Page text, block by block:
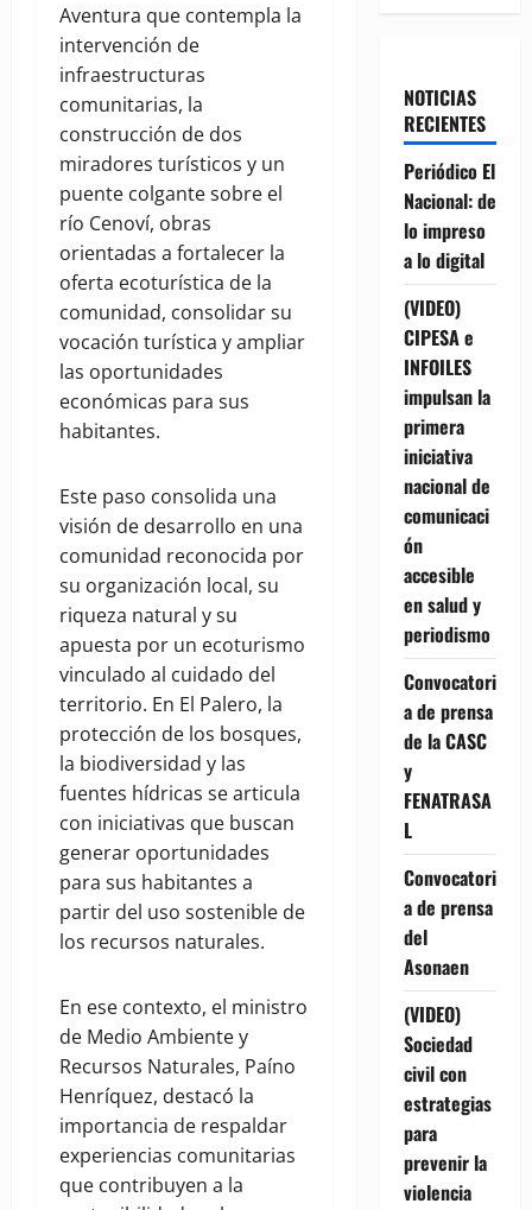
Aventura que contempla la
intervención de
infraestructuras
comunitarias, la
construcción de dos
miradores turísticos y un
puente colgante sobre el
río Cenoví, obras
orientadas a fortalecer la
oferta ecoturística de la
comunidad, consolidar su
vocación turística y ampliar
las oportunidades
económicas para sus
habitantes.
Este paso consolida una
visión de desarrollo en una
comunidad reconocida por
su organización local, su
riqueza natural y su
apuesta por un ecoturismo
vinculado al cuidado del
territorio. En El Palero, la
protección de los bosques,
la biodiversidad y las
fuentes hídricas se articula
con iniciativas que buscan
generar oportunidades
para sus habitantes a
partir del uso sostenible de
los recursos naturales.
En ese contexto, el ministro
de Medio Ambiente y
Recursos Naturales, Paíno
Henríquez, destacó la
importancia de respaldar
experiencias comunitarias
que contribuyen a la
NOTICIAS
RECIENTES
Periódico El
Nacional: de
lo impreso
a lo digital
(VIDEO)
CIPESA e
INFOILES
impulsan la
primera
iniciativa
nacional de
comunicaci
ón
accesible
en salud y
periodismo
Convocatori
a de prensa
de la CASC
y
FENATRASA
L
Convocatori
a de prensa
del
Asonaen
(VIDEO)
Sociedad
civil con
estrategias
para
prevenir la
violencia